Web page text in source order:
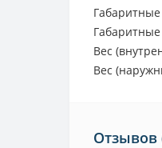
Вес
Вес
Отзывов